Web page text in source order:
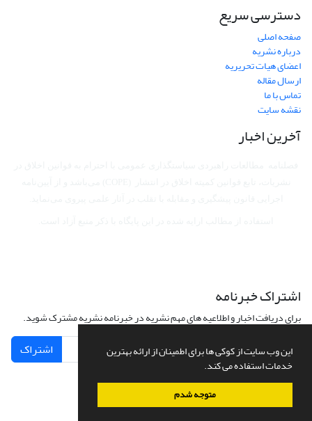
این وب سایت از کوکی ها برای اطمینان از ارائه بهترین
خدمات استفاده می کند.
متوجه شدم
دسترسی سریع
صفحه اصلی
درباره نشریه
اعضای هیات تحریریه
ارسال مقاله
تماس با ما
نقشه سایت
آخرین اخبار
اشتراک خبرنامه
برای دریافت اخبار و اطلاعیه های مهم نشریه در خبرنامه نشریه مشترک شوید.
اشتراک
سامانه مدیریت نشریات علمی.طراحی و پیاده سازی ازسیناوب